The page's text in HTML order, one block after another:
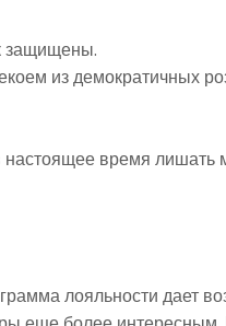
защищены.
из демократичных
время лишать
лояльности дает